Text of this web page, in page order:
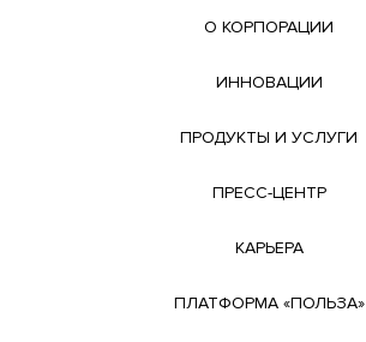
О КОРПОРАЦИИ
ИННОВАЦИИ
ПРОДУКТЫ И УСЛУГИ
ПРЕСС-ЦЕНТР
КАРЬЕРА
ПЛАТФОРМА «ПОЛЬЗА»